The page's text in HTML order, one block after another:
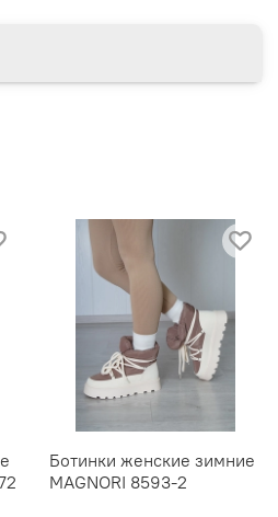
Ботинки женские зимние
MAGNORI 8593-2